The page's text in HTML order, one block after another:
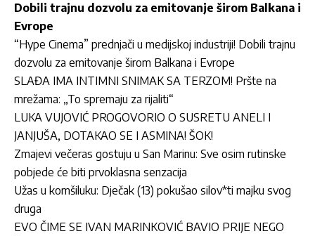
Dobili trajnu dozvolu za emitovanje širom Balkana i
Evrope
“Hype Cinema” prednjači u medijskoj industriji! Dobili trajnu
dozvolu za emitovanje širom Balkana i Evrope
SLAĐA IMA INTIMNI SNIMAK SA TERZOM! Pršte na
mrežama: „To spremaju za rijaliti“
LUKA VUJOVIĆ PROGOVORIO O SUSRETU ANELI I
JANJUŠA, DOTAKAO SE I ASMINA! ŠOK!
Zmajevi večeras gostuju u San Marinu: Sve osim rutinske
pobjede će biti prvoklasna senzacija
Užas u komšiluku: Dječak (13) pokušao silov*ti majku svog
druga
EVO ČIME SE IVAN MARINKOVIĆ BAVIO PRIJE NEGO